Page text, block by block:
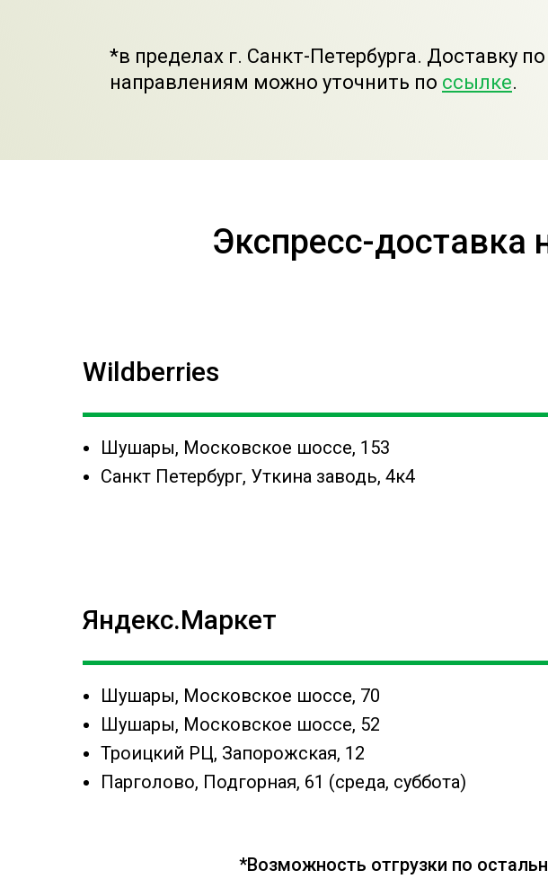
*в пределах г. Санкт-Петербурга. Доставку
направлениям можно уточнить по ссылке.
Экспресс-доставка
Wildberries
Шушары, Московское шоссе, 153
Санкт Петербург, Уткина заводь, 4к4
Яндекс.Маркет
Шушары, Московское шоссе, 70
Шушары, Московское шоссе, 52
Троицкий РЦ, Запорожская, 12
Парголово, Подгорная, 61 (среда, суббота)
*Возможность отгрузки по